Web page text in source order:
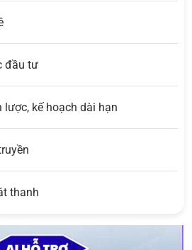
đầu tư
lược, kế hoạch dài hạn
thanh